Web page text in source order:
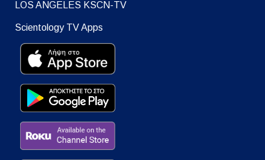
LOS ANGELES KSCN-TV
Scientology TV Apps